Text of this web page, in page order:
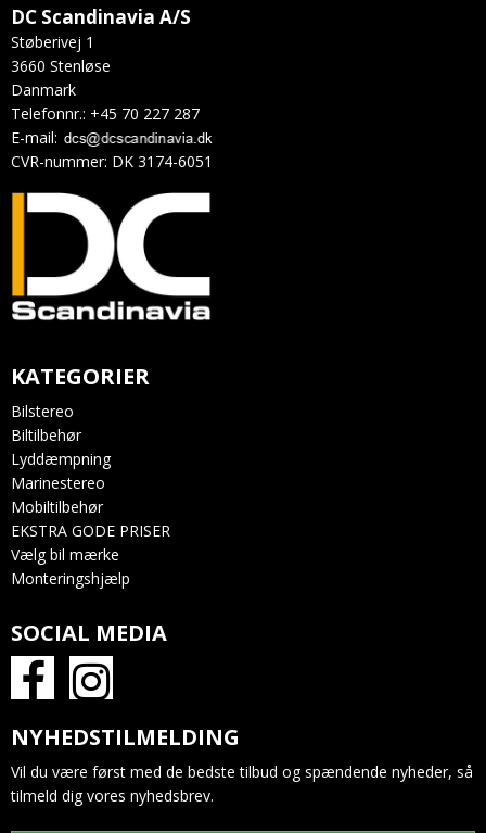
DC Scandinavia A/S
Støberivej 1
3660 Stenløse
Danmark
Telefonnr.: +45 70 227 287
E-mail:
CVR-nummer: DK 3174-6051
KATEGORIER
Bilstereo
Biltilbehør
Lyddæmpning
Marinestereo
Mobiltilbehør
EKSTRA GODE PRISER
Vælg bil mærke
Monteringshjælp
SOCIAL MEDIA
NYHEDSTILMELDING
Vil du være først med de bedste tilbud og spændende nyheder, så
tilmeld dig vores nyhedsbrev.